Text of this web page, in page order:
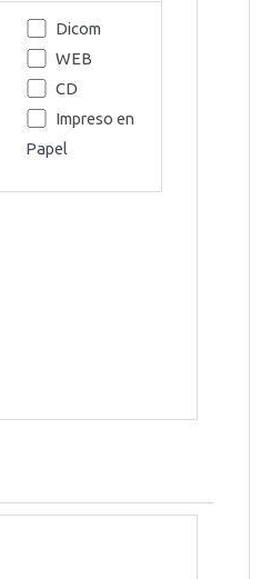
Dicom
WEB
CD
Impreso en
Papel